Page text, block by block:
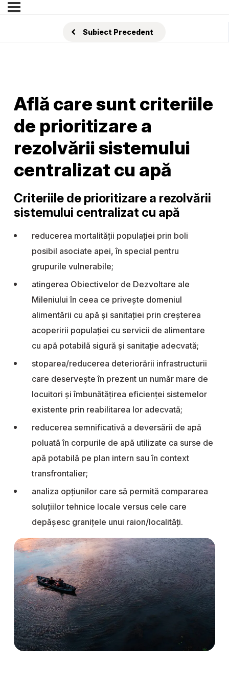
Subiect Precedent
Află care sunt criteriile
de prioritizare a
rezolvării sistemului
centralizat cu apă
Criteriile de prioritizare a rezolvării
sistemului centralizat cu apă
reducerea mortalităţii populaţiei prin boli
posibil asociate apei, în special pentru
grupurile vulnerabile;
atingerea Obiectivelor de Dezvoltare ale
Mileniului în ceea ce priveşte domeniul
alimentării cu apă şi sanitaţiei prin creşterea
acoperirii populaţiei cu servicii de alimentare
cu apă potabilă sigură şi sanitaţie adecvată;
stoparea/reducerea deteriorării infrastructurii
care deserveşte în prezent un număr mare de
locuitori şi îmbunătăţirea eficienţei sistemelor
existente prin reabilitarea lor adecvată;
reducerea semnificativă a deversării de apă
poluată în corpurile de apă utilizate ca surse de
apă potabilă pe plan intern sau în context
transfrontalier;
analiza opţiunilor care să permită compararea
soluţiilor tehnice locale versus cele care
depăşesc graniţele unui raion/localități.